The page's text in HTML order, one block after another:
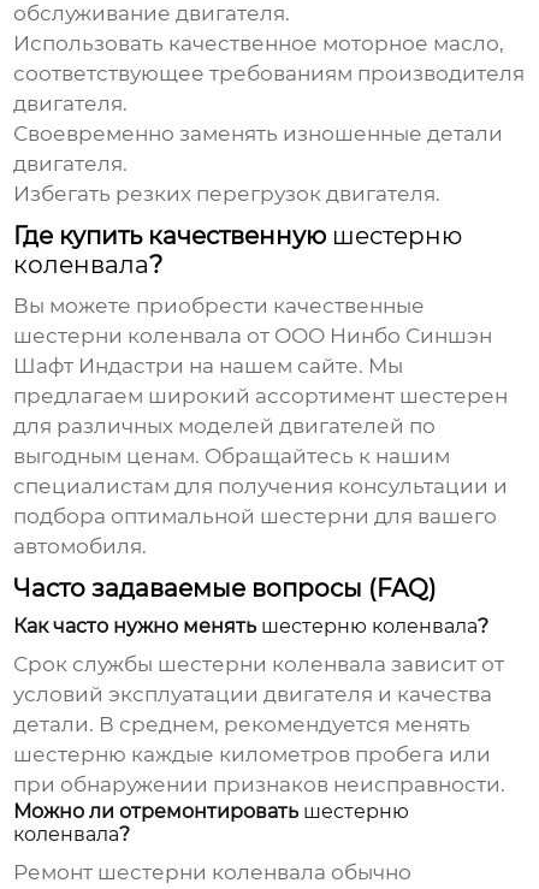
обслуживание двигателя.
Использовать качественное моторное масло,
соответствующее требованиям производителя
двигателя.
Своевременно заменять изношенные детали
двигателя.
Избегать резких перегрузок двигателя.
Где купить качественную шестерню
коленвала?
Вы можете приобрести качественные
шестерни коленвала от ООО Нинбо Синшэн
Шафт Индастри на нашем сайте. Мы
предлагаем широкий ассортимент шестерен
для различных моделей двигателей по
выгодным ценам. Обращайтесь к нашим
специалистам для получения консультации и
подбора оптимальной шестерни для вашего
автомобиля.
Часто задаваемые вопросы (FAQ)
Как часто нужно менять шестерню коленвала?
Срок службы шестерни коленвала зависит от
условий эксплуатации двигателя и качества
детали. В среднем, рекомендуется менять
шестерню каждые километров пробега или
при обнаружении признаков неисправности.
Можно ли отремонтировать шестерню
коленвала?
Ремонт шестерни коленвала обычно